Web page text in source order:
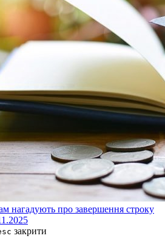
нагадують про завершення строку
закрити